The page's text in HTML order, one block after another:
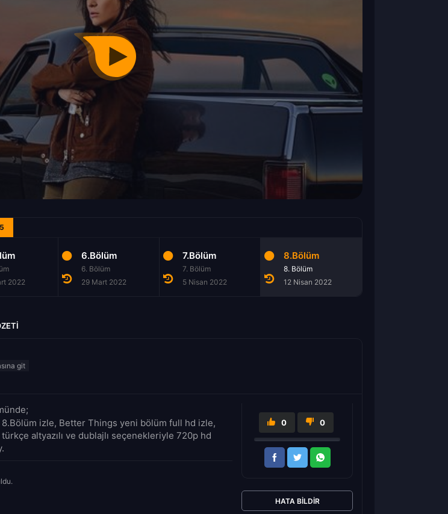
5
2022
6.Bölüm
6. Bölüm
29 Mart 2022
7.Bölüm
7. Bölüm
5 Nisan 2022
8.Bölüm
8. Bölüm
12 Nisan 2022
izle, Better Things yeni bölüm full hd izle,
altyazılı ve dublajlı seçenekleriyle 720p hd
0 0
HATA BILDIR